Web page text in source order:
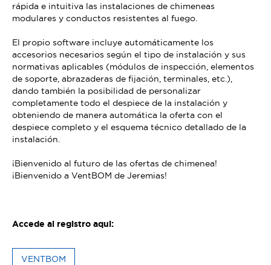
rápida e intuitiva las instalaciones de chimeneas
modulares y conductos resistentes al fuego.
El propio software incluye automáticamente los
accesorios necesarios según el tipo de instalación y sus
normativas aplicables (módulos de inspección, elementos
de soporte, abrazaderas de fijación, terminales, etc.),
dando también la posibilidad de personalizar
completamente todo el despiece de la instalación y
obteniendo de manera automática la oferta con el
despiece completo y el esquema técnico detallado de la
instalación.
¡Bienvenido al futuro de las ofertas de chimenea!
¡Bienvenido a VentBOM de Jeremias!
Accede al registro aqui:
VENTBOM